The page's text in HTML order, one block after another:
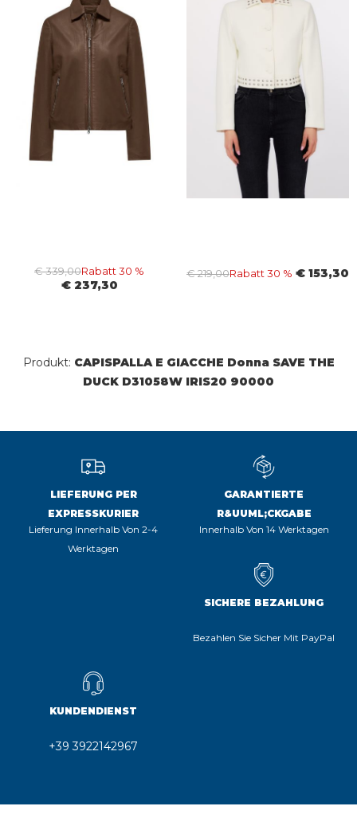
€ 339,00Rabatt 30 %
€ 237,30
€ 219,00Rabatt 30 % € 153,30
Produkt: CAPISPALLA E GIACCHE Donna SAVE THE
DUCK D31058W IRIS20 90000
LIEFERUNG PER
EXPRESSKURIER
Lieferung Innerhalb Von 2-4
Werktagen
GARANTIERTE
R&UUML;CKGABE
Innerhalb Von 14 Werktagen
SICHERE BEZAHLUNG
Bezahlen Sie Sicher Mit PayPal
KUNDENDIENST
+39 3922142967